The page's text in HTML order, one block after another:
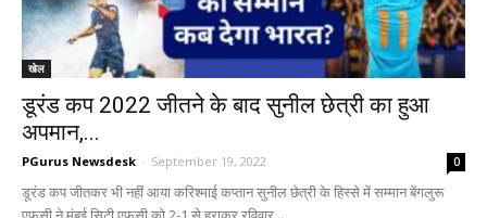
खेल
डूरंड कप 2022 जीतने के बाद सुनील छेत्री का हुआ
अपमान,...
PGurus Newsdesk - September 19, 2022 0
डूरंड कप जीतकर भी नहीं आया करिश्माई कप्तान सुनील छेत्री के हिस्से में सम्मान बेंगलुरू